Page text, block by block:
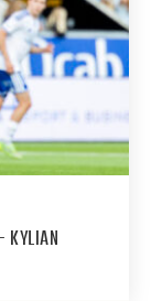
KYLIAN